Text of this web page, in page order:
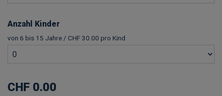
Anzahl Kinder
von 6 bis 15 Jahre / CHF 30.00 pro Kind
CHF 0.00